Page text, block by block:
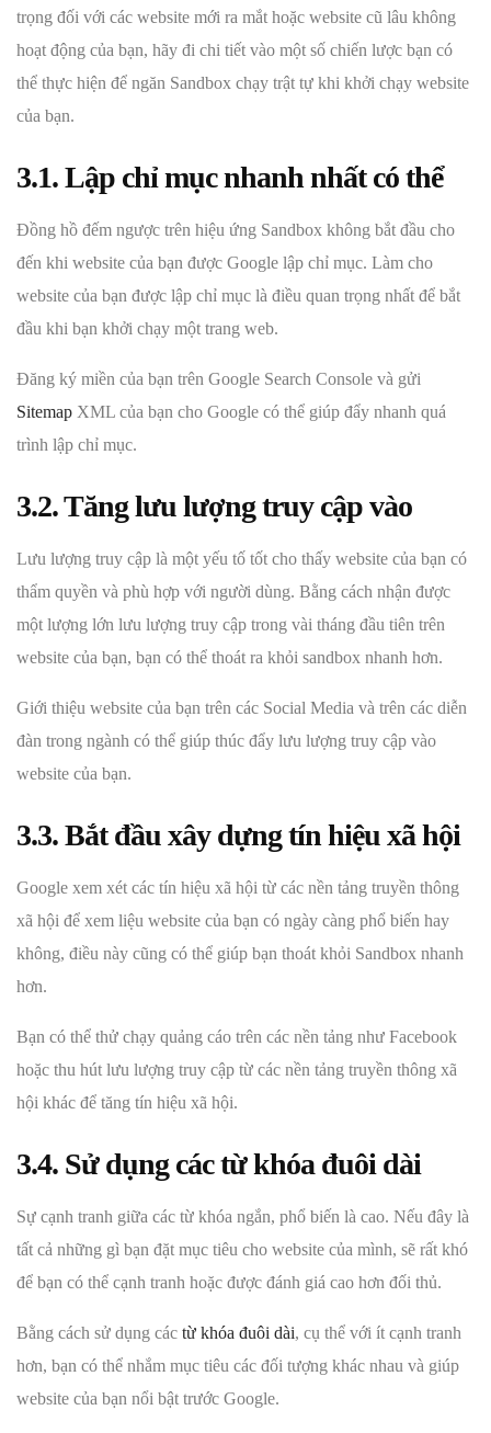
trọng đối với các website mới ra mắt hoặc website cũ lâu không
hoạt động của bạn, hãy đi chi tiết vào một số chiến lược bạn có
thể thực hiện để ngăn Sandbox chạy trật tự khi khởi chạy website
của bạn.
3.1. Lập chỉ mục nhanh nhất có thể
Đồng hồ đếm ngược trên hiệu ứng Sandbox không bắt đầu cho
đến khi website của bạn được Google lập chỉ mục. Làm cho
website của bạn được lập chỉ mục là điều quan trọng nhất để bắt
đầu khi bạn khởi chạy một trang web.
Đăng ký miền của bạn trên Google Search Console và gửi
Sitemap XML của bạn cho Google có thể giúp đẩy nhanh quá
trình lập chỉ mục.
3.2. Tăng lưu lượng truy cập vào
Lưu lượng truy cập là một yếu tố tốt cho thấy website của bạn có
thẩm quyền và phù hợp với người dùng. Bằng cách nhận được
một lượng lớn lưu lượng truy cập trong vài tháng đầu tiên trên
website của bạn, bạn có thể thoát ra khỏi sandbox nhanh hơn.
Giới thiệu website của bạn trên các Social Media và trên các diễn
đàn trong ngành có thể giúp thúc đẩy lưu lượng truy cập vào
website của bạn.
3.3. Bắt đầu xây dựng tín hiệu xã hội
Google xem xét các tín hiệu xã hội từ các nền tảng truyền thông
xã hội để xem liệu website của bạn có ngày càng phổ biến hay
không, điều này cũng có thể giúp bạn thoát khỏi Sandbox nhanh
hơn.
Bạn có thể thử chạy quảng cáo trên các nền tảng như Facebook
hoặc thu hút lưu lượng truy cập từ các nền tảng truyền thông xã
hội khác để tăng tín hiệu xã hội.
3.4. Sử dụng các từ khóa đuôi dài
Sự cạnh tranh giữa các từ khóa ngắn, phổ biến là cao. Nếu đây là
tất cả những gì bạn đặt mục tiêu cho website của mình, sẽ rất khó
để bạn có thể cạnh tranh hoặc được đánh giá cao hơn đối thủ.
Bằng cách sử dụng các từ khóa đuôi dài, cụ thể với ít cạnh tranh
hơn, bạn có thể nhắm mục tiêu các đối tượng khác nhau và giúp
website của bạn nổi bật trước Google.